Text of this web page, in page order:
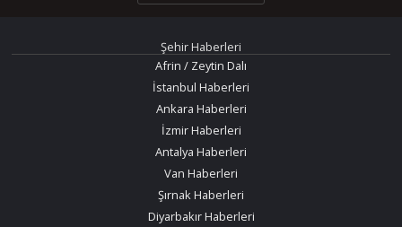
Şehir Haberleri
Afrin / Zeytin Dalı
İstanbul Haberleri
Ankara Haberleri
İzmir Haberleri
Antalya Haberleri
Van Haberleri
Şırnak Haberleri
Diyarbakır Haberleri